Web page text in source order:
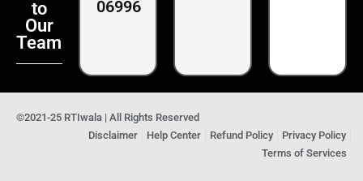
to
Our
Team
06996
©2021-25 RTIwala | All Rights Reserved
Disclaimer
Help Center Refund Policy
Privacy Policy
Terms of Services